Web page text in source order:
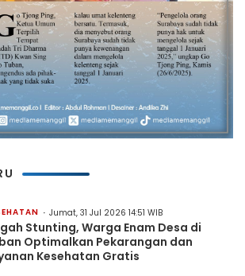
Jumat, 31 Jul 2026 14:51 WIB
Stunting, Warga Enam Desa di
Optimalkan Pekarangan dan
Kesehatan Gratis